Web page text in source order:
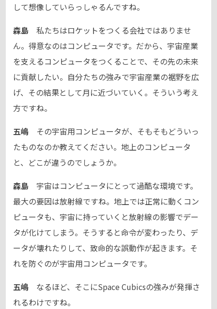
して想像していらっしゃるんですね。
森島 私たちはロケットをつくる会社ではありませ
ん。得意なのはコンピュータです。だから、宇宙産業
を支えるコンピュータをつくることで、その先の未来
に貢献したい。自分たちの強みで宇宙産業の裾野を広
げ、その結果として月に近づいていく。そういう考え
方ですね。
五嶋 その宇宙用コンピュータが、そもそもどういっ
たものなのか教えてください。地上のコンピュータ
と、どこが違うのでしょうか。
森島 宇宙はコンピュータにとって過酷な環境です。
最大の要因は放射線ですね。地上では正常に動くコン
ピュータも、宇宙に持っていくと放射線の影響でデー
タが化けてしまう。そうすると命令が変わったり、デ
ータが壊れたりして、致命的な誤動作が起きます。そ
れを防ぐのが宇宙用コンピュータです。
五嶋 なるほど、そこにSpace Cubicsの強みが発揮さ
れるわけですね。